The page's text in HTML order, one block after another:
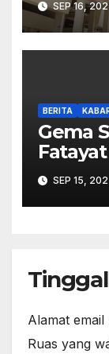
Pindah
SEP 16,
BERITA
Gema
Klasik
SEP 15,
Alamat
Ruas yang